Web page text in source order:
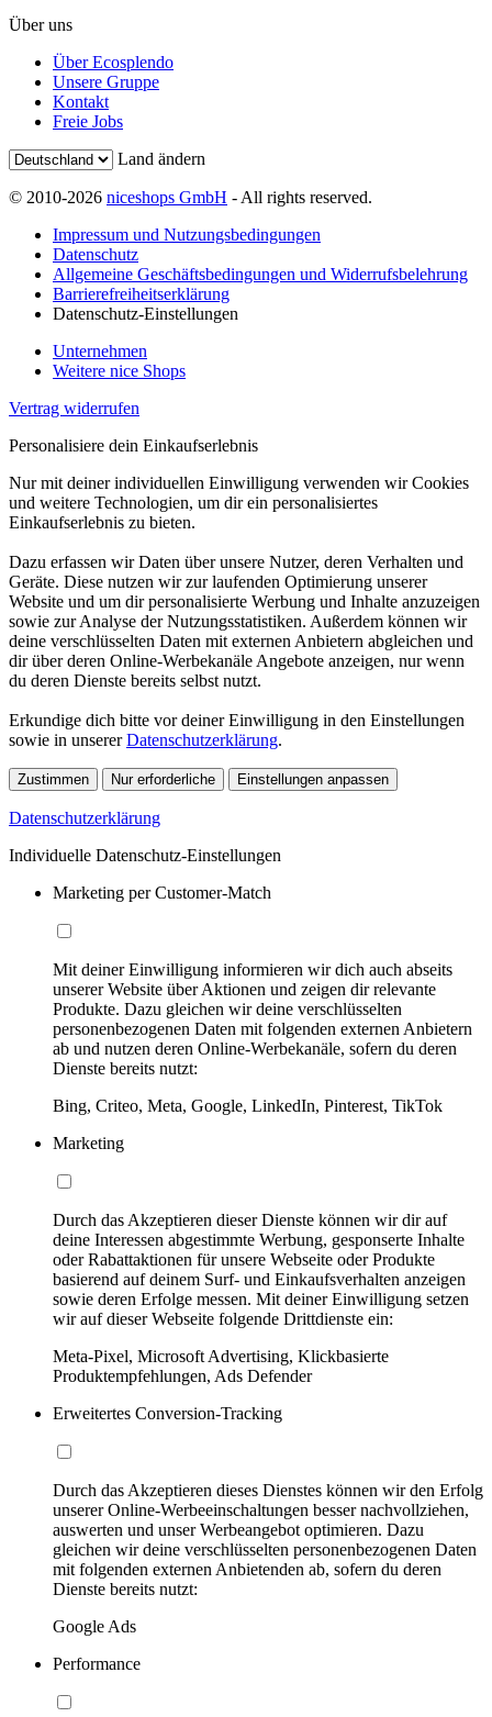
Über uns
Über Ecosplendo
Unsere Gruppe
Kontakt
Freie Jobs
Land ändern
© 2010-2026 niceshops GmbH - All rights reserved.
Impressum und Nutzungsbedingungen
Datenschutz
Allgemeine Geschäftsbedingungen und Widerrufsbelehrung
Barrierefreiheitserklärung
Datenschutz-Einstellungen
Unternehmen
Weitere nice Shops
Vertrag widerrufen
Personalisiere dein Einkaufserlebnis
Nur mit deiner individuellen Einwilligung verwenden wir Cookies
und weitere Technologien, um dir ein personalisiertes
Einkaufserlebnis zu bieten.
Dazu erfassen wir Daten über unsere Nutzer, deren Verhalten und
Geräte. Diese nutzen wir zur laufenden Optimierung unserer
Website und um dir personalisierte Werbung und Inhalte anzuzeigen
sowie zur Analyse der Nutzungsstatistiken. Außerdem können wir
deine verschlüsselten Daten mit externen Anbietern abgleichen und
dir über deren Online-Werbekanäle Angebote anzeigen, nur wenn
du deren Dienste bereits selbst nutzt.
Erkundige dich bitte vor deiner Einwilligung in den Einstellungen
sowie in unsererDatenschutzerklärung.
Zustimmen Nur erforderliche Einstellungen anpassen
Datenschutzerklärung
Individuelle Datenschutz-Einstellungen
Marketing per Customer-Match
Mit deiner Einwilligung informieren wir dich auch abseits
unserer Website über Aktionen und zeigen dir relevante
Produkte. Dazu gleichen wir deine verschlüsselten
personenbezogenen Daten mit folgenden externen Anbietern
ab und nutzen deren Online-Werbekanäle, sofern du deren
Dienste bereits nutzt:
Bing, Criteo, Meta, Google, LinkedIn, Pinterest, TikTok
Marketing
Durch das Akzeptieren dieser Dienste können wir dir auf
deine Interessen abgestimmte Werbung, gesponserte Inhalte
oder Rabattaktionen für unsere Webseite oder Produkte
basierend auf deinem Surf- und Einkaufsverhalten anzeigen
sowie deren Erfolge messen. Mit deiner Einwilligung setzen
wir auf dieser Webseite folgende Drittdienste ein:
Meta-Pixel, Microsoft Advertising, Klickbasierte
Produktempfehlungen, Ads Defender
Erweitertes Conversion-Tracking
Durch das Akzeptieren dieses Dienstes können wir den Erfolg
unserer Online-Werbeeinschaltungen besser nachvollziehen,
auswerten und unser Werbeangebot optimieren. Dazu
gleichen wir deine verschlüsselten personenbezogenen Daten
mit folgenden externen Anbietenden ab, sofern du deren
Dienste bereits nutzt:
Google Ads
Performance